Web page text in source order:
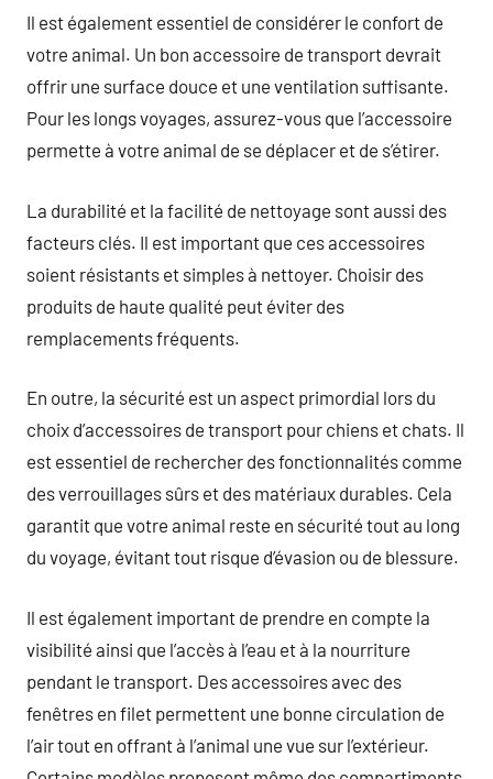
Il est également essentiel de considérer le confort de
votre animal. Un bon accessoire de transport devrait
offrir une surface douce et une ventilation suffisante.
Pour les longs voyages, assurez-vous que l’accessoire
permette à votre animal de se déplacer et de s’étirer.
La durabilité et la facilité de nettoyage sont aussi des
facteurs clés. Il est important que ces accessoires
soient résistants et simples à nettoyer. Choisir des
produits de haute qualité peut éviter des
remplacements fréquents.
En outre, la sécurité est un aspect primordial lors du
choix d’accessoires de transport pour chiens et chats. Il
est essentiel de rechercher des fonctionnalités comme
des verrouillages sûrs et des matériaux durables. Cela
garantit que votre animal reste en sécurité tout au long
du voyage, évitant tout risque d’évasion ou de blessure.
Il est également important de prendre en compte la
visibilité ainsi que l’accès à l’eau et à la nourriture
pendant le transport. Des accessoires avec des
fenêtres en filet permettent une bonne circulation de
l’air tout en offrant à l’animal une vue sur l’extérieur.